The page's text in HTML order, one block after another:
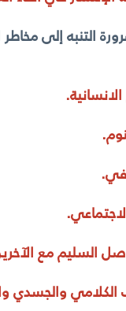
التنبه إلى
السليم مع
الكلامي والجسدي